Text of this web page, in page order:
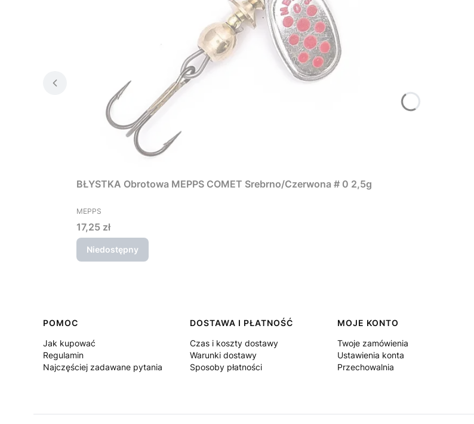
BŁYSTKA Obrotowa MEPPS COMET Srebrno/Czerwona # 0 2,5g
PRODUCENT
MEPPS
Cena
17,25 zł
Niedostępny
Linki w stopce
POMOC
Jak kupować
Regulamin
Najczęściej zadawane pytania
DOSTAWA I PŁATNOŚĆ
Czas i koszty dostawy
Warunki dostawy
Sposoby płatności
MOJE KONTO
Twoje zamówienia
Ustawienia konta
Przechowalnia